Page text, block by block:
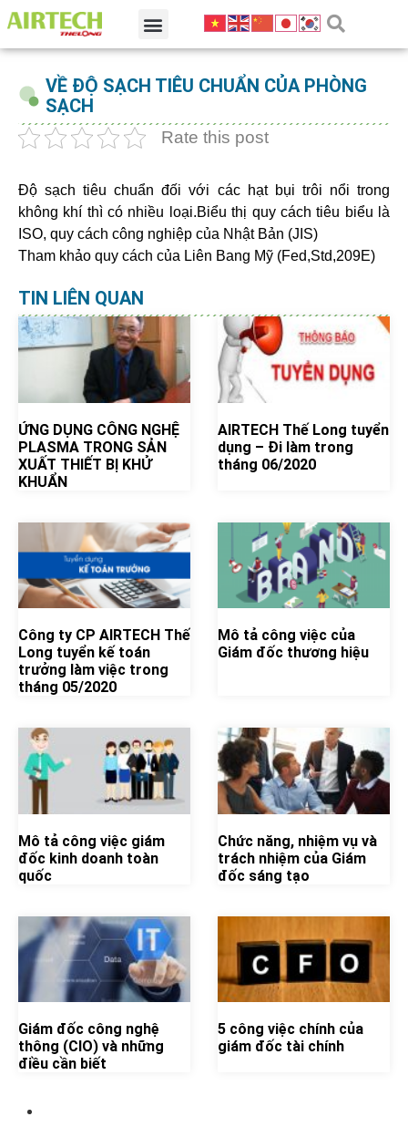
VỀ ĐỘ SẠCH TIÊU CHUẨN CỦA PHÒNG
SẠCH
Rate this post
Độ sạch tiêu chuẩn đối với các hạt bụi trôi nổi trong
không khí thì có nhiều loại.Biểu thị quy cách tiêu biểu là
ISO, quy cách công nghiệp của Nhật Bản (JIS)
Tham khảo quy cách của Liên Bang Mỹ (Fed,Std,209E)
TIN LIÊN QUAN
ỨNG DỤNG CÔNG NGHỆ
PLASMA TRONG SẢN
XUẤT THIẾT BỊ KHỬ
KHUẨN
AIRTECH Thế Long tuyển
dụng – Đi làm trong
tháng 06/2020
Công ty CP AIRTECH Thế
Long tuyển kế toán
trưởng làm việc trong
tháng 05/2020
Mô tả công việc của
Giám đốc thương hiệu
Mô tả công việc giám
đốc kinh doanh toàn
quốc
Chức năng, nhiệm vụ và
trách nhiệm của Giám
đốc sáng tạo
Giám đốc công nghệ
thông (CIO) và những
điều cần biết
5 công việc chính của
giám đốc tài chính